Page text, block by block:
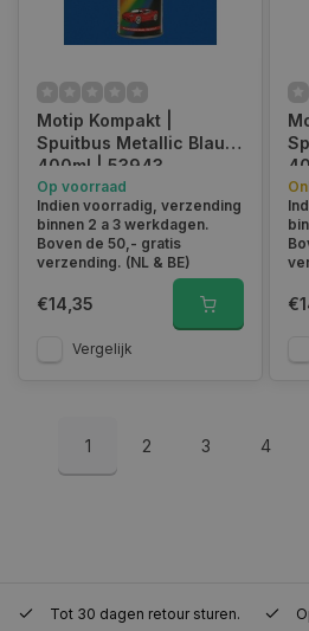
Motip Kompakt |
Spuitbus Metallic Blauw
400ml | 53943
Op voorraad
Indien voorradig, verzending
binnen 2 a 3 werkdagen.
Boven de 50,- gratis
verzending. (NL & BE)
€14,35
Vergelijk
1 2 3 4
Tot 30 dagen retour sturen.
Naam
session_id